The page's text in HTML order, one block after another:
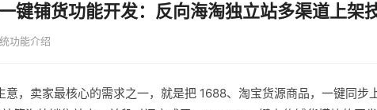
键铺货功能开发：反向海淘独立站多渠道上架
功能介绍
意，卖家最核心的需求之一，就是把 1688、淘宝货源商品，一键同步